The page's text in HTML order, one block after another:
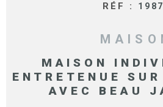
RÉF :
MAISON
ENTRETENUE
AVEC BEAU